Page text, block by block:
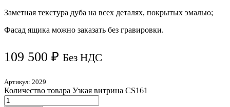
Заметная текстура дуба на всех деталях, покрытых эмалью;
Фасад ящика можно заказать без гравировки.
109 500 ₽ Без НДС
Артикул: 2029
Количество товара Узкая витрина CS161